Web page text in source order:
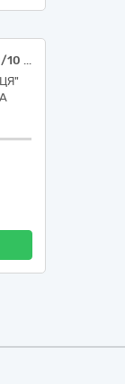
«Реконструкція тягової підстанції ПС 110/10 кВ___, Львівська обл., ____» *